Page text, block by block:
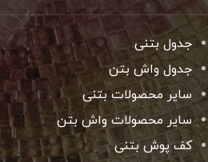
جدول بتنی
جدول واش بتن
سایر محصولات بتنی
سایر محصولات واش بتن
کف پوش بتنی